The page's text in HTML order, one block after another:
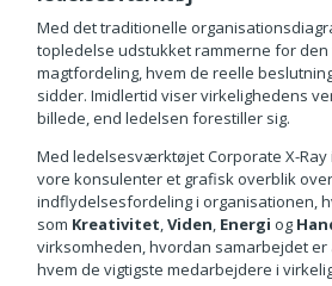
Med det traditionelle
topledelse udstukket rammerne for
magtfordeling, hvem de reelle
sidder. Imidlertid viser virkelighedens
billede, end ledelsen forestiller sig.
Med ledelsesværktøjet Corporate X-
vore konsulenter et grafisk overblik
indflydelsesfordeling i organisationen,
som Kreativitet,Viden, Energi og
virksomheden, hvordan samarbejdet
hvem de vigtigste medarbejdere i